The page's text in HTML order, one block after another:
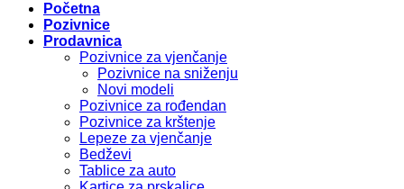
Početna
Pozivnice
Prodavnica
Pozivnice za vjenčanje
Pozivnice na sniženju
Novi modeli
Pozivnice za rođendan
Pozivnice za krštenje
Lepeze za vjenčanje
Bedževi
Tablice za auto